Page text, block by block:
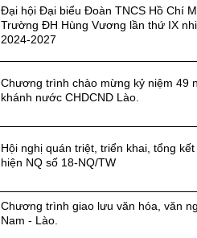
Đại hội Đại biểu Đoàn TNCS Hồ Chí
Trường ĐH Hùng Vương lần thứ IX
2024-2027
Chương trình chào mừng kỷ niệm 49
khánh nước CHDCND Lào.
Hội nghị quán triệt, triển khai, tổng
hiện NQ số 18-NQ/TW
Chương trình giao lưu văn hóa, văn
Nam - Lào.